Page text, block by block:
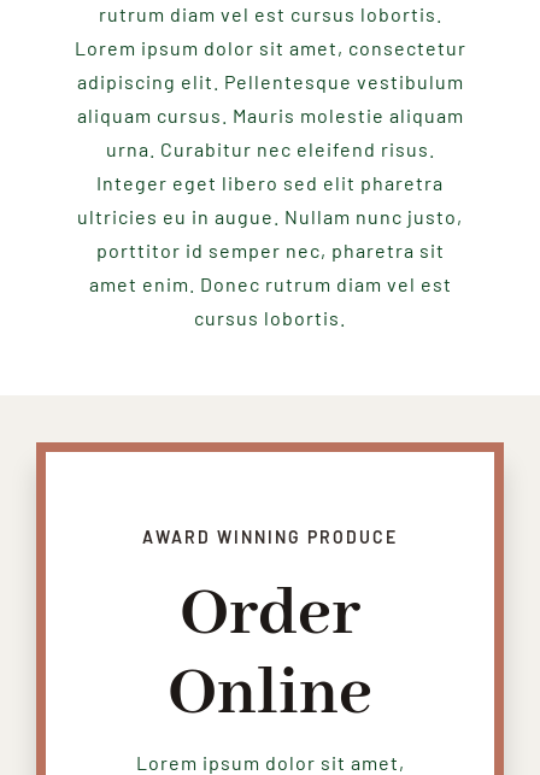
rutrum diam vel est cursus lobortis.
Lorem ipsum dolor sit amet, consectetur
adipiscing elit. Pellentesque vestibulum
aliquam cursus. Mauris molestie aliquam
urna. Curabitur nec eleifend risus.
Integer eget libero sed elit pharetra
ultricies eu in augue. Nullam nunc justo,
porttitor id semper nec, pharetra sit
amet enim. Donec rutrum diam vel est
cursus lobortis.
AWARD WINNING PRODUCE
Order
Online
Lorem ipsum dolor sit amet,